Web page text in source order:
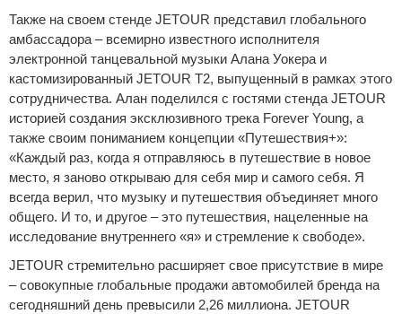
Также на своем стенде JETOUR представил глобального
амбассадора – всемирно известного исполнителя
электронной танцевальной музыки Алана Уокера и
кастомизированный JETOUR T2, выпущенный в рамках этого
сотрудничества. Алан поделился с гостями стенда JETOUR
историей создания эксклюзивного трека Forever Young, а
также своим пониманием концепции «Путешествия+»:
«Каждый раз, когда я отправляюсь в путешествие в новое
место, я заново открываю для себя мир и самого себя. Я
всегда верил, что музыку и путешествия объединяет много
общего. И то, и другое – это путешествия, нацеленные на
исследование внутреннего «я» и стремление к свободе».
JETOUR стремительно расширяет свое присутствие в мире
– совокупные глобальные продажи автомобилей бренда на
сегодняшний день превысили 2,26 миллиона. JETOUR